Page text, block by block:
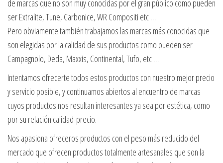
de marcas que no son muy conocidas por el gran público como pueden
ser Extralite, Tune, Carbonice, WR Compositi etc …
Pero obviamente también trabajamos las marcas más conocidas que
son elegidas por la calidad de sus productos como pueden ser
Campagnolo, Deda, Maxxis, Continental, Tufo, etc …
Intentamos ofrecerte todos estos productos con nuestro mejor precio
y servicio posible, y continuamos abiertos al encuentro de marcas
cuyos productos nos resultan interesantes ya sea por estética, como
por su relación calidad-precio.
Nos apasiona ofreceros productos con el peso más reducido del
mercado que ofrecen productos totalmente artesanales que son la